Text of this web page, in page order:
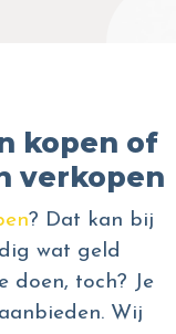
kopen of
verkopen
? Dat kan bij
wat geld
doen, toch? Je
Wij